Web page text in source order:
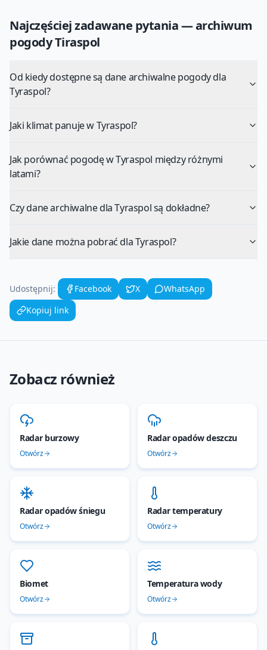
Najczęściej zadawane pytania — archiwum
pogodyTiraspol
Od kiedy dostępne są dane archiwalne pogody dla
Tyraspol?
Jaki klimat panuje w Tyraspol?
Jak porównać pogodę w Tyraspol między różnymi
latami?
Czy dane archiwalne dla Tyraspol są dokładne?
Jakie dane można pobrać dla Tyraspol?
Udostępnij: Facebook X
WhatsApp
Kopiuj link
Zobacz również
Radar burzowy
Otwórz
Radar opadów deszczu
Otwórz
Radar opadów śniegu
Otwórz
Radar temperatury
Otwórz
Biomet
Otwórz
Temperatura wody
Otwórz